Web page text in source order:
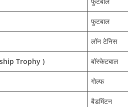
फुटबाल
लॉन टेनिस
Trophy ) बॉस्केटबाल
गोल्फ
बैडमिंटन